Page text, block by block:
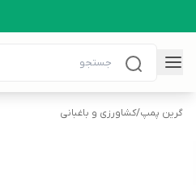
گرین پمپ/کشاورزی و باغبانی